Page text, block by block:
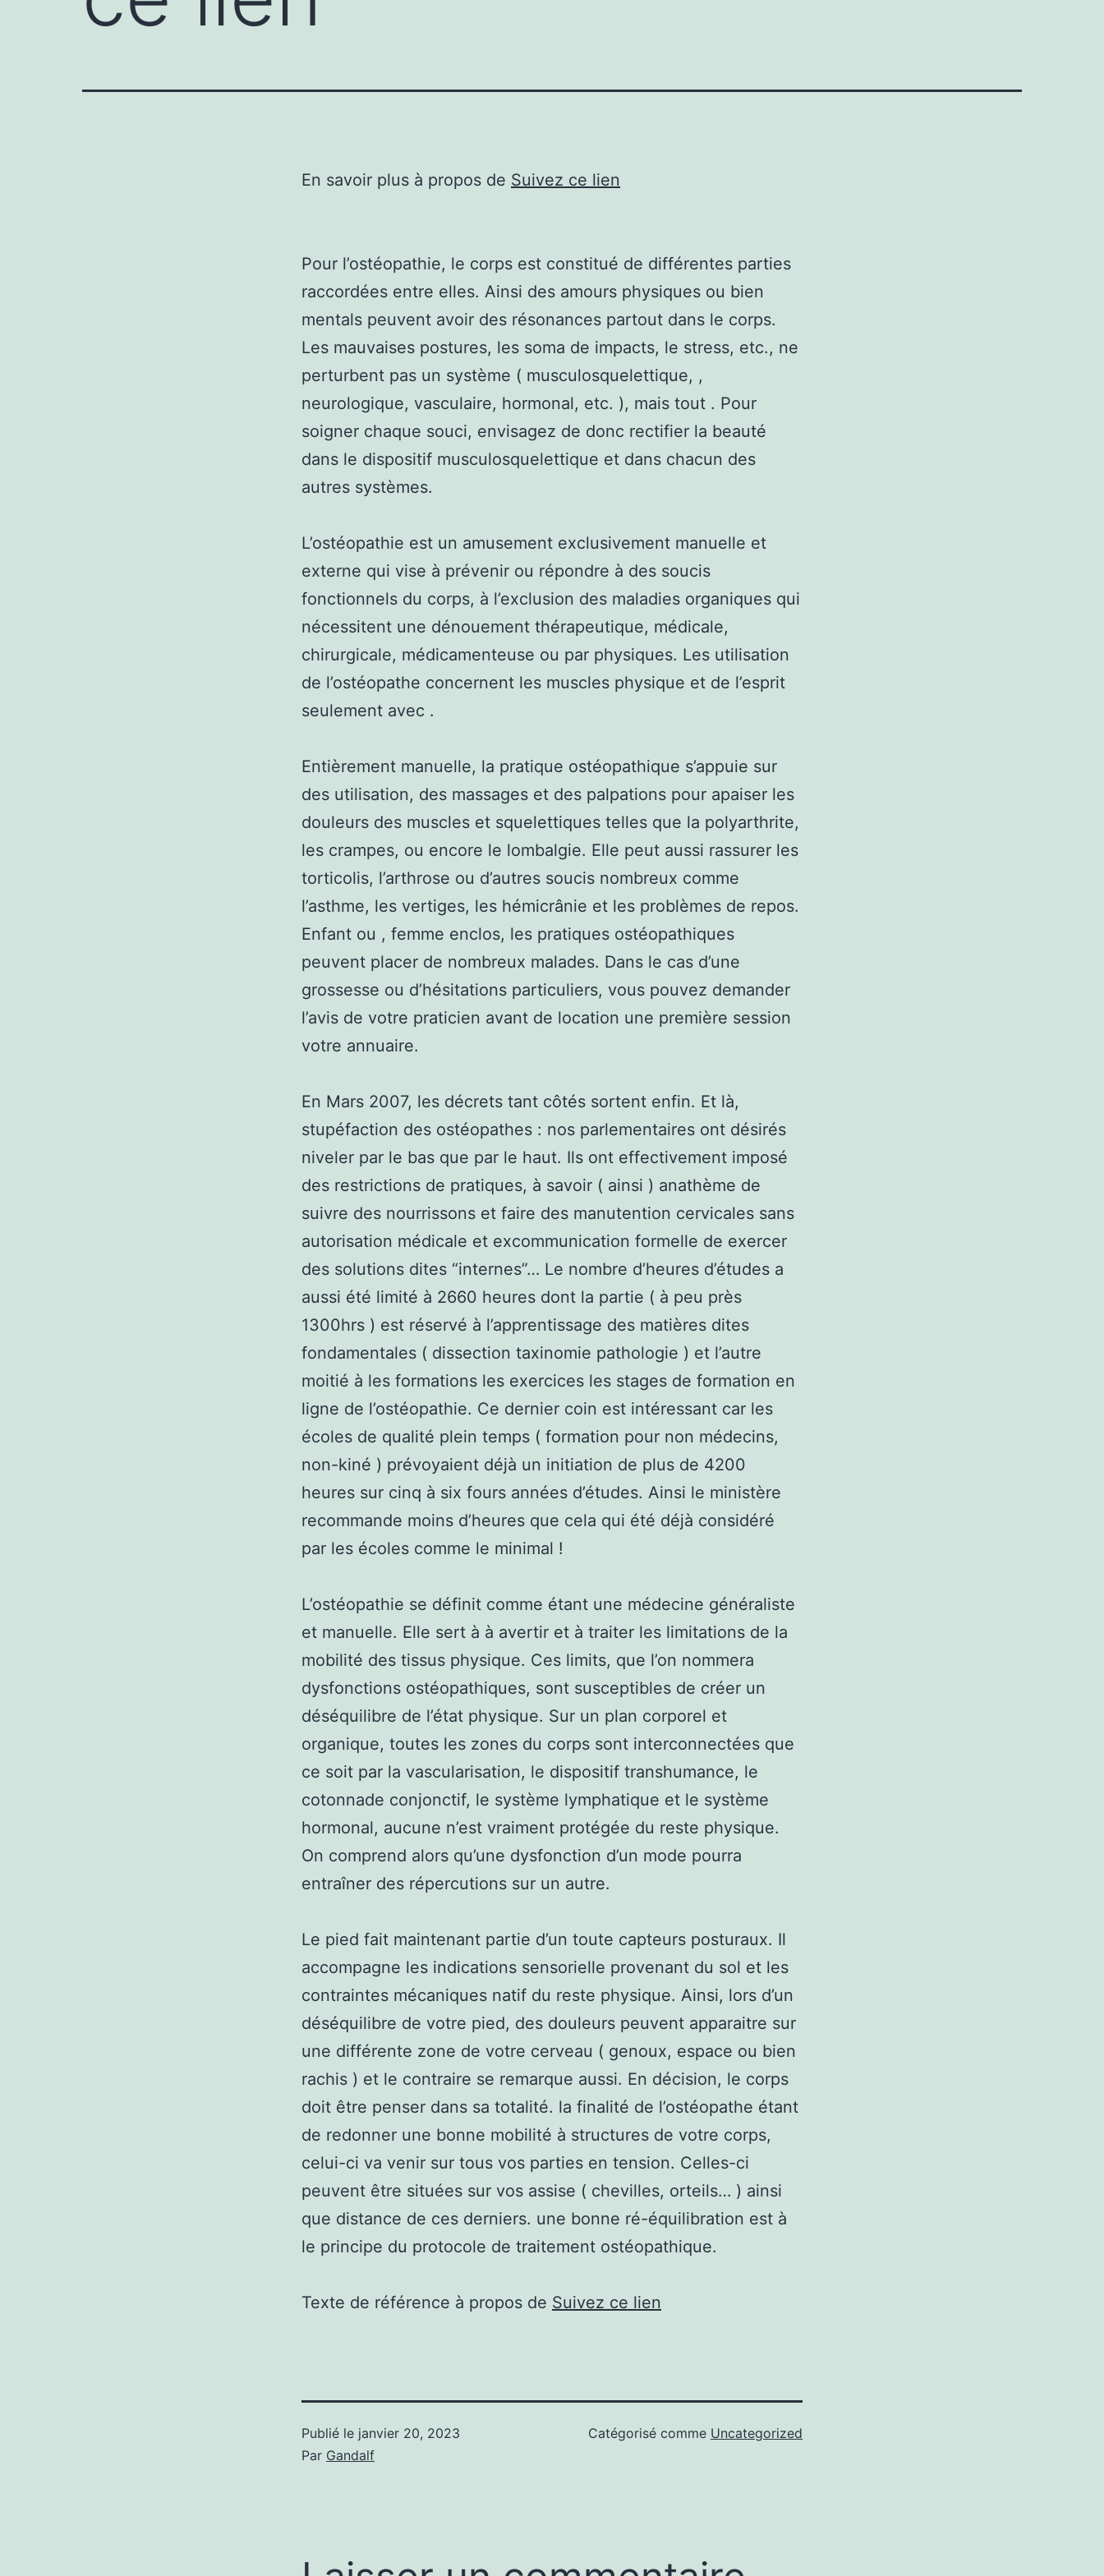
En savoir plus à propos de Suivez ce lien
Pour l’ostéopathie, le corps est constitué de différentes parties
raccordées entre elles. Ainsi des amours physiques ou bien
mentals peuvent avoir des résonances partout dans le corps.
Les mauvaises postures, les soma de impacts, le stress, etc., ne
perturbent pas un système ( musculosquelettique, ,
neurologique, vasculaire, hormonal, etc. ), mais tout . Pour
soigner chaque souci, envisagez de donc rectifier la beauté
dans le dispositif musculosquelettique et dans chacun des
autres systèmes.
L’ostéopathie est un amusement exclusivement manuelle et
externe qui vise à prévenir ou répondre à des soucis
fonctionnels du corps, à l’exclusion des maladies organiques qui
nécessitent une dénouement thérapeutique, médicale,
chirurgicale, médicamenteuse ou par physiques. Les utilisation
de l’ostéopathe concernent les muscles physique et de l’esprit
seulement avec .
Entièrement manuelle, la pratique ostéopathique s’appuie sur
des utilisation, des massages et des palpations pour apaiser les
douleurs des muscles et squelettiques telles que la polyarthrite,
les crampes, ou encore le lombalgie. Elle peut aussi rassurer les
torticolis, l’arthrose ou d’autres soucis nombreux comme
l’asthme, les vertiges, les hémicrânie et les problèmes de repos.
Enfant ou , femme enclos, les pratiques ostéopathiques
peuvent placer de nombreux malades. Dans le cas d’une
grossesse ou d’hésitations particuliers, vous pouvez demander
l’avis de votre praticien avant de location une première session
votre annuaire.
En Mars 2007, les décrets tant côtés sortent enfin. Et là,
stupéfaction des ostéopathes : nos parlementaires ont désirés
niveler par le bas que par le haut. Ils ont effectivement imposé
des restrictions de pratiques, à savoir ( ainsi ) anathème de
suivre des nourrissons et faire des manutention cervicales sans
autorisation médicale et excommunication formelle de exercer
des solutions dites “internes”… Le nombre d’heures d’études a
aussi été limité à 2660 heures dont la partie ( à peu près
1300hrs ) est réservé à l’apprentissage des matières dites
fondamentales ( dissection taxinomie pathologie ) et l’autre
moitié à les formations les exercices les stages de formation en
ligne de l’ostéopathie. Ce dernier coin est intéressant car les
écoles de qualité plein temps ( formation pour non médecins,
non-kiné ) prévoyaient déjà un initiation de plus de 4200
heures sur cinq à six fours années d’études. Ainsi le ministère
recommande moins d’heures que cela qui été déjà considéré
par les écoles comme le minimal !
L’ostéopathie se définit comme étant une médecine généraliste
et manuelle. Elle sert à à avertir et à traiter les limitations de la
mobilité des tissus physique. Ces limits, que l’on nommera
dysfonctions ostéopathiques, sont susceptibles de créer un
déséquilibre de l’état physique. Sur un plan corporel et
organique, toutes les zones du corps sont interconnectées que
ce soit par la vascularisation, le dispositif transhumance, le
cotonnade conjonctif, le système lymphatique et le système
hormonal, aucune n’est vraiment protégée du reste physique.
On comprend alors qu’une dysfonction d’un mode pourra
entraîner des répercutions sur un autre.
Le pied fait maintenant partie d’un toute capteurs posturaux. Il
accompagne les indications sensorielle provenant du sol et les
contraintes mécaniques natif du reste physique. Ainsi, lors d’un
déséquilibre de votre pied, des douleurs peuvent apparaitre sur
une différente zone de votre cerveau ( genoux, espace ou bien
rachis ) et le contraire se remarque aussi. En décision, le corps
doit être penser dans sa totalité. la finalité de l’ostéopathe étant
de redonner une bonne mobilité à structures de votre corps,
celui-ci va venir sur tous vos parties en tension. Celles-ci
peuvent être situées sur vos assise ( chevilles, orteils… ) ainsi
que distance de ces derniers. une bonne ré-équilibration est à
le principe du protocole de traitement ostéopathique.
Texte de référence à propos de Suivez ce lien
Publié le janvier 20, 2023
Par Gandalf
Catégorisé comme Uncategorized